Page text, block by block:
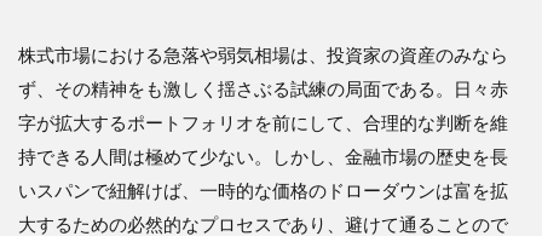
株式市場における急落や弱気相場は、投資家の資産のみなら
ず、その精神をも激しく揺さぶる試練の局面である。日々赤
字が拡大するポートフォリオを前にして、合理的な判断を維
持できる人間は極めて少ない。しかし、金融市場の歴史を長
いスパンで紐解けば、一時的な価格のドローダウンは富を拡
大するための必然的なプロセスであり、避けて通ることので